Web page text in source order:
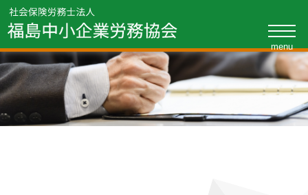
toggle